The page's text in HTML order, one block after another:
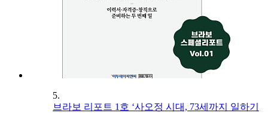
5.
브라보 리포트 1호 ‘사오정 시대, 73세까지 일하기